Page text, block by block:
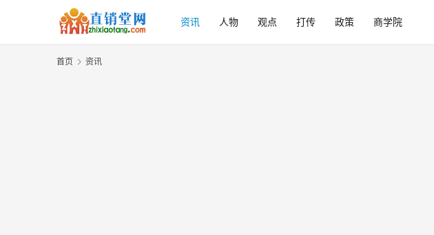
资讯 人物 观点 打传 政策 商学院
首页 资讯